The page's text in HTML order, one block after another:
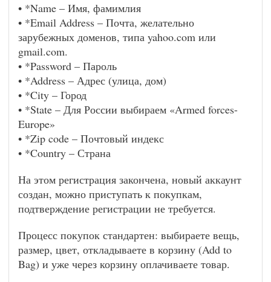
• *Name – Имя, фамимлия
• *Email Address – Почта, желательно
зарубежных доменов, типа yahoo.com или
gmail.com.
• *Password – Пароль
• *Address – Адрес (улица, дом)
• *City – Город
• *State – Для России выбираем «Armed forces-
Europe»
• *Zip code – Почтовый индекс
• *Country – Страна
На этом регистрация закончена, новый аккаунт
создан, можно приступать к покупкам,
подтверждение регистрации не требуется.
Процесс покупок стандартен: выбираете вещь,
размер, цвет, откладываете в корзину (Add to
Bag) и уже через корзину оплачиваете товар.